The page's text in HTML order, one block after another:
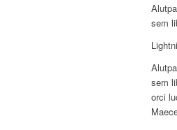
sem
sem
orci